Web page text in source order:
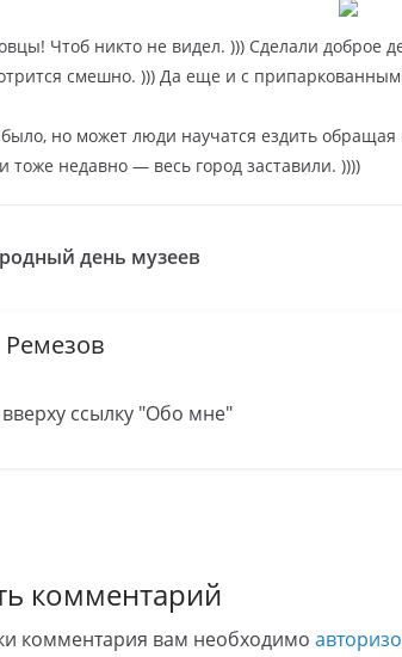
Чтоб никто не видел. ))) Сделали доброе
смешно. ))) Да еще и с
но может люди научатся ездить обращая
тоже недавно — весь город заставили. ))))
день музеев
ссылку "Обо мне"
комментарий
комментария вам необходимо